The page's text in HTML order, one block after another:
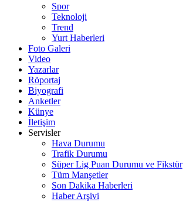
Spor
Teknoloji
Trend
Yurt Haberleri
Foto Galeri
Video
Yazarlar
Röportaj
Biyografi
Anketler
Künye
İletişim
Servisler
Hava Durumu
Trafik Durumu
Süper Lig Puan Durumu ve Fikstür
Tüm Manşetler
Son Dakika Haberleri
Haber Arşivi